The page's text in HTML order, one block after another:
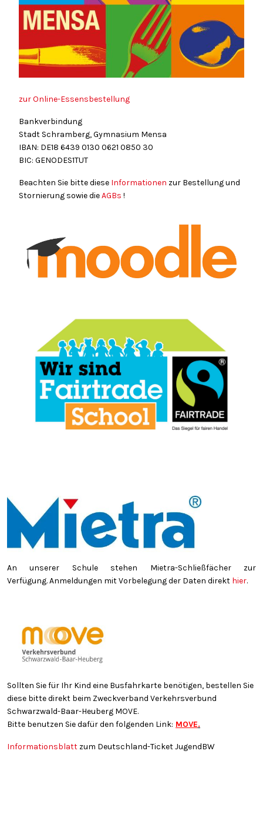
zur Online-Essensbestellung
Bankverbindung
Stadt Schramberg, Gymnasium Mensa
IBAN: DE18 6439 0130 0621 0850 30
BIC: GENODES1TUT
Beachten Sie bitte diese Informationen zur Bestellung und
Stornierung sowie dieAGBs !
An unserer Schule stehen Mietra-Schließfächer zur
Verfügung. Anmeldungen mit Vorbelegung der Daten direkt hier.
Sollten Sie für Ihr Kind eine Busfahrkarte benötigen, bestellen Sie
diese bitte direkt beim Zweckverband Verkehrsverbund
Schwarzwald-Baar-Heuberg MOVE.
Bitte benutzen Sie dafür den folgenden Link: MOVE.
Informationsblatt zum Deutschland-Ticket JugendBW